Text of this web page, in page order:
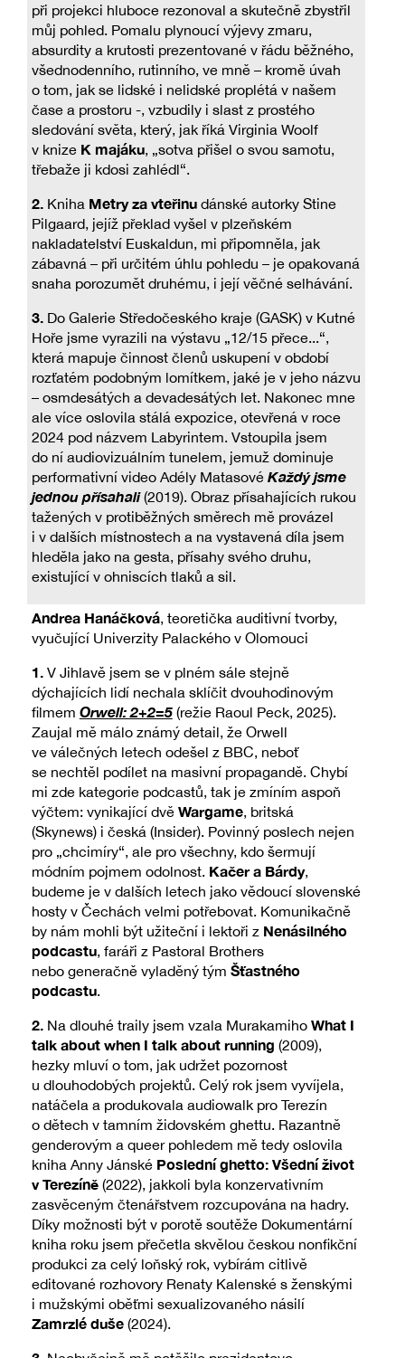
při projekci hluboce rezonoval a skutečně zbystřil
můj pohled. Pomalu plynoucí výjevy zmaru,
absurdity a krutosti prezentované v řádu běžného,
všednodenního, rutinního, ve mně – kromě úvah
o tom, jak se lidské i nelidské proplétá v našem
čase a prostoru -, vzbudily i slast z prostého
sledování světa, který, jak říká Virginia Woolf
v knize K majáku, „sotva přišel o svou samotu,
třebaže ji kdosi zahlédl“.
2. Kniha Metry za vteřinudánské autorky Stine
Pilgaard, jejíž překlad vyšel v plzeňském
nakladatelství Euskaldun, mi připomněla, jak
zábavná – při určitém úhlu pohledu – je opakovaná
snaha porozumět druhému, i její věčné selhávání.
3. Do Galerie Středočeského kraje (GASK) v Kutné
Hoře jsme vyrazili na výstavu „12/15 přece...“,
která mapuje činnost členů uskupení v období
rozťatém podobným lomítkem, jaké je v jeho názvu
– osmdesátých a devadesátých let. Nakonec mne
ale více oslovila stálá expozice, otevřená v roce
2024 pod názvem Labyrintem. Vstoupila jsem
do ní audiovizuálním tunelem, jemuž dominuje
performativní video Adély Matasové Každý jsme
jednou přísahali(2019). Obraz přísahajících rukou
tažených v protiběžných směrech mě provázel
i v dalších místnostech a na vystavená díla jsem
hleděla jako na gesta, přísahy svého druhu,
existující v ohniscích tlaků a sil.
Andrea Hanáčková, teoretička auditivní tvorby,
vyučující Univerzity Palackého v Olomouci
1. V Jihlavě jsem se v plném sále stejně
dýchajících lidí nechala sklíčit dvouhodinovým
filmem Orwell: 2+2=5 (režie Raoul Peck, 2025).
Zaujal mě málo známý detail, že Orwell
ve válečných letech odešel z BBC, neboť
se nechtěl podílet na masivní propagandě. Chybí
mi zde kategorie podcastů, tak je zmíním aspoň
výčtem: vynikající dvě Wargame, britská
(Skynews) i česká (Insider). Povinný poslech nejen
pro „chcimíry“, ale pro všechny, kdo šermují
módním pojmem odolnost. Kačer a Bárdy,
budeme je v dalších letech jako vědoucí slovenské
hosty v Čechách velmi potřebovat. Komunikačně
by nám mohli být užiteční i lektoři z Nenásilného
podcastu, faráři z Pastoral Brothers
nebo generačně vyladěný tým Šťastného
podcastu.
2. Na dlouhé traily jsem vzala Murakamiho What I
talk about when I talk about running (2009),
hezky mluví o tom, jak udržet pozornost
u dlouhodobých projektů. Celý rok jsem vyvíjela,
natáčela a produkovala audiowalk pro Terezín
o dětech v tamním židovském ghettu. Razantně
genderovým a queer pohledem mě tedy oslovila
kniha Anny Jánské Poslední ghetto: Všední život
v Terezíně (2022), jakkoli byla konzervativním
zasvěceným čtenářstvem rozcupována na hadry.
Díky možnosti být v porotě soutěže Dokumentární
kniha roku jsem přečetla skvělou českou nonfikční
produkci za celý loňský rok, vybírám citlivě
editované rozhovory Renaty Kalenské s ženskými
i mužskými oběťmi sexualizovaného násilí
Zamrzlé duše(2024).